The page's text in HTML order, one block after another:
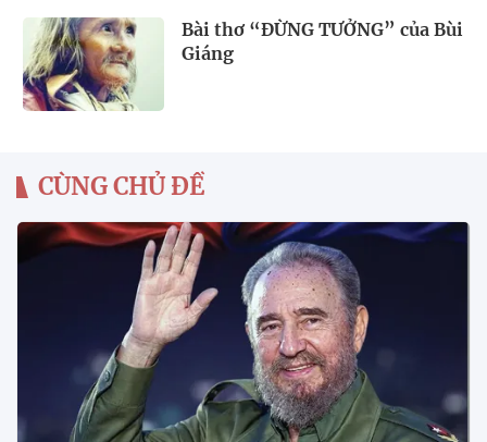
Bài thơ “ĐỪNG TƯỞNG” của Bùi
Giáng
CÙNG CHỦ ĐỀ